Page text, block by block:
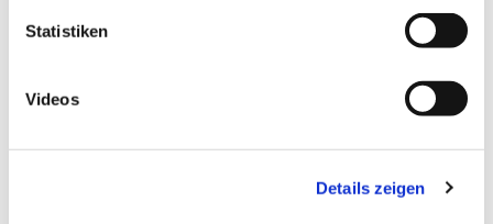
Statistiken
Videos
Details zeigen
Autor*innen
Gesundheit heute, herausgegeben von Dr. med Arne